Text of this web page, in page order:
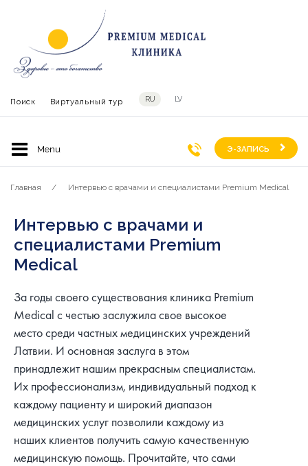
Поиск Виртуальный тур RU LV
Э-ЗАПИСЬ
Главная Интервью с врачами и специалистами Premium Medical
Интервью с врачами и
специалистами Premium
Medical
За годы своего существования клиника Premium
Medical с честью заслужила свое высокое
место среди частных медицинских учреждений
Латвии. И основная заслуга в этом
принадлежит нашим прекрасным специалистам.
Их профессионализм, индивидуальный подход к
каждому пациенту и широкий диапазон
медицинских услуг позволили каждому из
наших клиентов получить самую качественную
медицинскую помощь. Прочитайте, что сами